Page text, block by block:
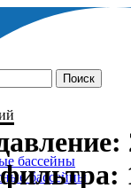
д. 9
Поиск
бассейны
бассейны